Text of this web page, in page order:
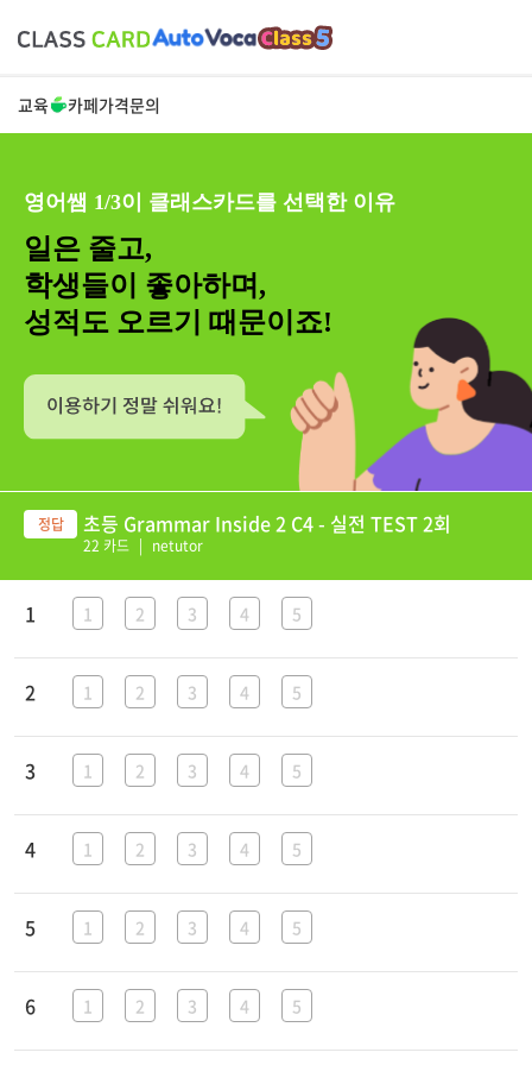
교육 카페가격문의
영어쌤 1/3이 클래스카드를 선택한 이유
일은 줄고,
학생들이 좋아하며,
성적도 오르기 때문이죠!
초등 Grammar Inside 2 C4 - 실전 TEST 2회
22 카드 | netutor
1 1 2 3 4 5
2 1 2 3 4 5
3 1 2 3 4 5
4 1 2 3 4 5
5 1 2 3 4 5
6 1 2 3 4 5